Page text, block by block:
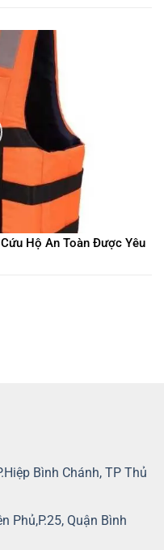
Hộ An Toàn Được Yêu
Bình Chánh, TP Thủ
Phủ,P.25, Quận Bình